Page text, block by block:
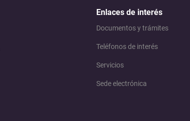
Enlaces de interés
Documentos y trámites
Teléfonos de interés
Servicios
Sede electrónica